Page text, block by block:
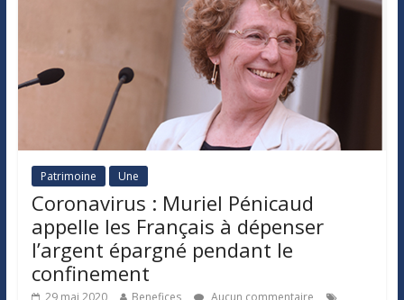
Patrimoine Une
Coronavirus : Muriel Pénicaud
appelle les Français à dépenser
l’argent épargné pendant le
confinement
29 mai 2020 Benefices Aucun commentaire